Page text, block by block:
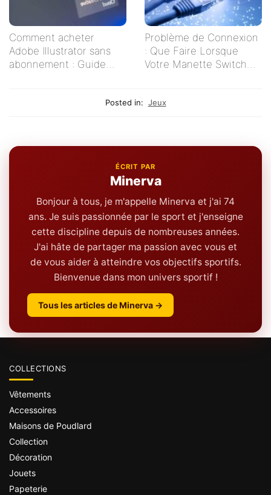
Comment acheter
Adobe Illustrator sans
abonnement : Guide
Problème de Connexion
: Que Faire Lorsque
Votre Manette Switch
Posted in: Jeux
ÉCRIT PAR
Minerva
Bonjour à tous, je m'appelle Minerva et j'ai 74
ans. Je suis passionnée par le sport et j'enseigne
cette discipline depuis de nombreuses années.
J'ai hâte de partager ma passion avec vous et
de vous aider à atteindre vos objectifs sportifs.
Bienvenue dans mon univers sportif !
Tous les articles de Minerva →
COLLECTIONS
Vêtements
Accessoires
Maisons de Poudlard
Collection
Décoration
Jouets
Papeterie